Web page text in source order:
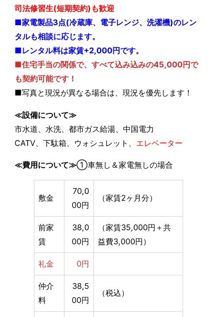
司法修習生(短期契約)も歓迎
■家電製品3点(冷蔵庫、電子レンジ、洗濯機)のレン
タルも相談に応じます。
■レンタル料は家賃+2,000円です。
■住宅手当の関係で、すべて込み込みの45,000円で
も契約可能です！
■写真と現況が異なる場合は、現況を優先します！
≪設備について≫
市水道、水洗、都市ガス給湯、中国電力
CATV、下駄箱、ウォシュレット、 エレベーター
≪費用について≫①車無し＆家電無しの場合
敷金
70,0
00円
（家賃2ヶ月分）
前家
賃
38,0
00円
（家賃35,000円＋共
益費3,000円）
礼金 0円
仲介
料
38,5
00円
（税込）